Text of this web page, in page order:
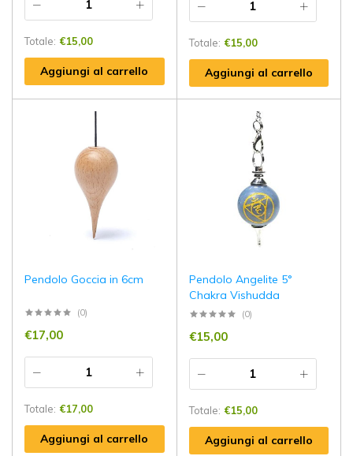
Totale: €15,00
Aggiungi al carrello
Totale: €15,00
Aggiungi al carrello
Pendolo Goccia in 6cm
(0)
€17,00
Totale: €17,00
Aggiungi al carrello
Pendolo Angelite 5°
Chakra Vishudda
(0)
€15,00
Totale: €15,00
Aggiungi al carrello